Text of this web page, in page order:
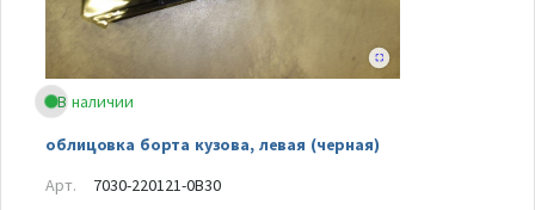
В наличии
облицовка борта кузова, левая (черная)
Арт.
7030-220121-0B30